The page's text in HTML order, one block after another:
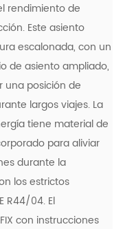
rendimiento de
Este asiento
escalonada, con un
de asiento ampliado,
una posición de
largos viajes. La
tiene material de
para aliviar
durante la
los estrictos
R44/04. El
con instrucciones